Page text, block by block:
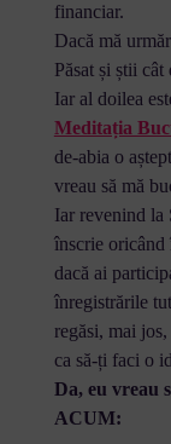
financiar.
Dacă mă
Păsat și știi
Iar al doilea
Meditația
de-abia o
vreau să mă
Iar revenind
înscrie oricând
dacă ai
înregistrările
regăsi, mai
ca să-ți faci o
Da, eu vreau
ACUM: